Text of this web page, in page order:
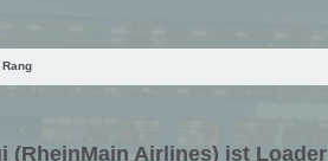
Rang
(RheinMain Airlines) ist Loader